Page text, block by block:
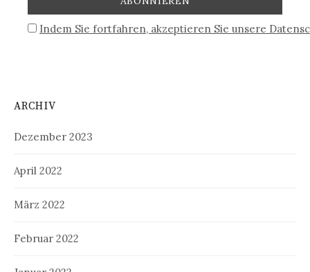
Indem Sie fortfahren, akzeptieren Sie unsere
ARCHIV
Dezember 2023
April 2022
März 2022
Februar 2022